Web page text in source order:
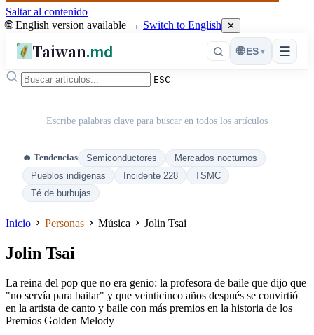
Saltar al contenido
🌐 English version available → Switch to English ✕
Taiwan.md ☰
🌐 ES ▾
ESC
Escribe palabras clave para buscar en todos los artículos
🔥 Tendencias Semiconductores
Mercados nocturnos
Pueblos indígenas
Incidente 228
TSMC
Té de burbujas
Inicio Personas Música Jolin Tsai
Jolin Tsai
La reina del pop que no era genio: la profesora de baile que dijo que
"no servía para bailar" y que veinticinco años después se convirtió
en la artista de canto y baile con más premios en la historia de los
Premios Golden Melody